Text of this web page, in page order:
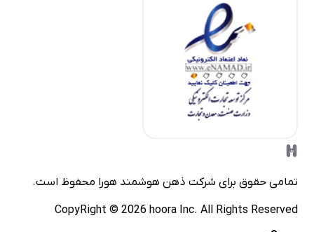
حقوق برای شرکتذهن هوشمند هورامحفوظ است.
CopyRight ©2026hoora Inc. All Rights